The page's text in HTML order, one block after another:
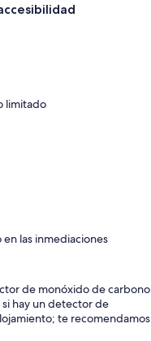
limitado
las inmediaciones
de monóxido de carbono
hay un detector de
te recomendamos